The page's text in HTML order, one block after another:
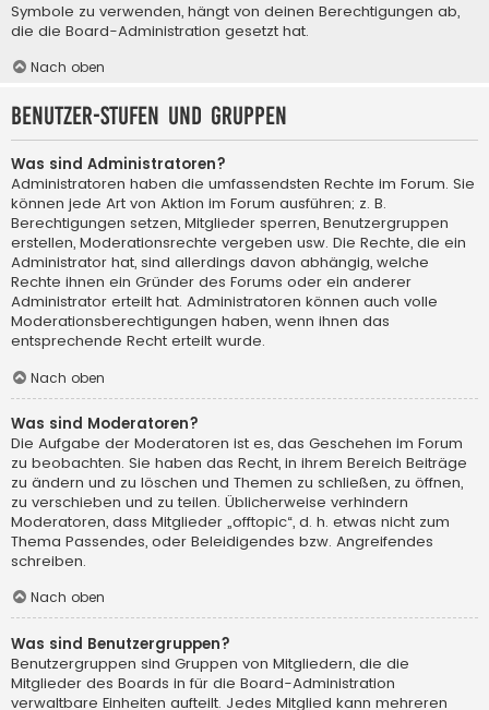
Symbole zu verwenden, hängt von deinen Berechtigungen ab,
die die Board-Administration gesetzt hat.
Nach oben
Benutzer-Stufen und Gruppen
Was sind Administratoren?
Administratoren haben die umfassendsten Rechte im Forum. Sie
können jede Art von Aktion im Forum ausführen; z. B.
Berechtigungen setzen, Mitglieder sperren, Benutzergruppen
erstellen, Moderationsrechte vergeben usw. Die Rechte, die ein
Administrator hat, sind allerdings davon abhängig, welche
Rechte ihnen ein Gründer des Forums oder ein anderer
Administrator erteilt hat. Administratoren können auch volle
Moderationsberechtigungen haben, wenn ihnen das
entsprechende Recht erteilt wurde.
Nach oben
Was sind Moderatoren?
Die Aufgabe der Moderatoren ist es, das Geschehen im Forum
zu beobachten. Sie haben das Recht, in ihrem Bereich Beiträge
zu ändern und zu löschen und Themen zu schließen, zu öffnen,
zu verschieben und zu teilen. Üblicherweise verhindern
Moderatoren, dass Mitglieder „offtopic“, d. h. etwas nicht zum
Thema Passendes, oder Beleidigendes bzw. Angreifendes
schreiben.
Nach oben
Was sind Benutzergruppen?
Benutzergruppen sind Gruppen von Mitgliedern, die die
Mitglieder des Boards in für die Board-Administration
verwaltbare Einheiten aufteilt. Jedes Mitglied kann mehreren